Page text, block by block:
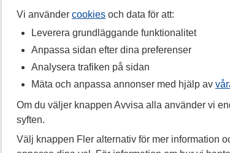
Vi använder cookies och data för att:
Leverera grundläggande funktionalitet
Anpassa sidan efter dina preferenser
Analysera trafiken på sidan
Mäta och anpassa annonser med hjälp av
Om du väljer knappen Avvisa alla använder vi
syften.
Välj knappen Fler alternativ för mer information